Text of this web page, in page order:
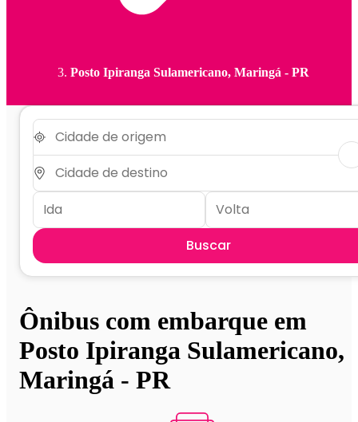
Posto Ipiranga Sulamericano, Maringá - PR
Buscar
Ônibus com embarque em
Posto Ipiranga Sulamericano,
Maringá - PR